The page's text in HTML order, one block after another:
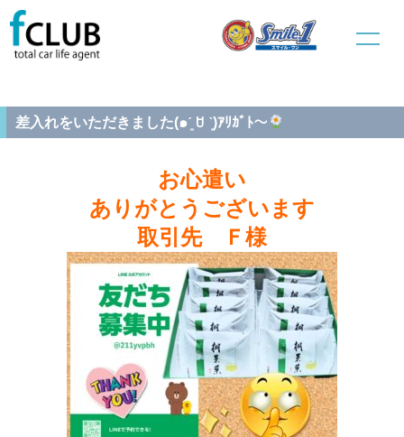
ホーム
差入れをいただきました(๑ˊ͈ ꇴ ˋ͈)ｱﾘｶﾞﾄ〜
差入れをいただきました(๑ˊ͈ ꇴ ˋ͈)ｱﾘｶﾞﾄ〜
お心遣い
ありがとうございます
取引先 Ｆ様